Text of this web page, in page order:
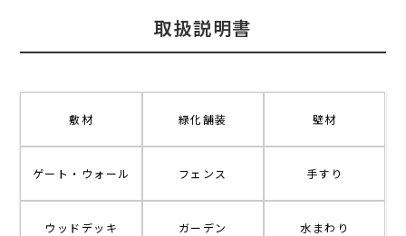
取扱説明書
敷材 緑化舗装 壁材
ゲート・ウォール フェンス 手すり
ウッドデッキ ガーデン 水まわり